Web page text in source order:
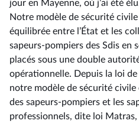
jour en Mayenne, où j’ai été
Notre modèle de sécurité
équilibrée entre l’État et les
sapeurs-pompiers des Sdis en
placés sous une double
opérationnelle. Depuis la loi
notre modèle de sécurité
des sapeurs-pompiers et les
professionnels, dite loi